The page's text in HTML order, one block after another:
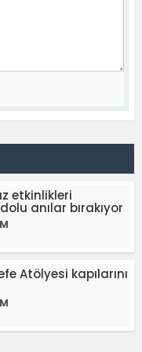
etkinlikleri
anılar bırakıyor
Atölyesi kapılarını